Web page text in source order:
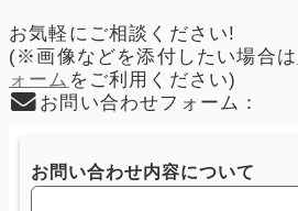
お気軽にご相談ください!
(※画像などを添付したい場合は
ォーム をご利用ください)
お問い合わせフォーム：